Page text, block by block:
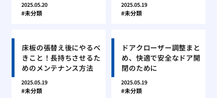
2025.05.20
未分類
2025.05.19
未分類
床板の張替え後にやるべ
きこと！長持ちさせるた
めのメンテナンス方法
2025.05.19
未分類
ドアクローザー調整まと
め、快適で安全なドア開
閉のために
2025.05.19
未分類